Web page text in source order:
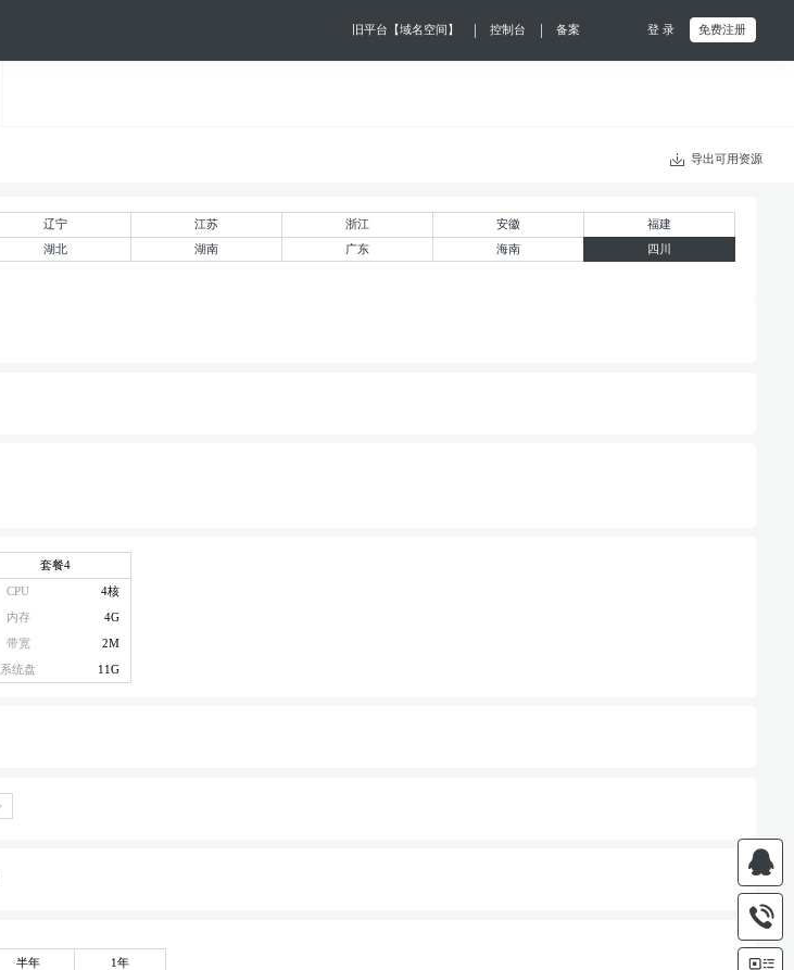
旧平台【域名空间】 控制台 备案 登 录 免费注册
导出可用资源
辽宁 江苏 浙江 安徽
福建
湖北 湖南 广东 海南
四川
套餐4
CPU
4核
内存
4G
带宽
2M
系统盘
11G
半年 1年